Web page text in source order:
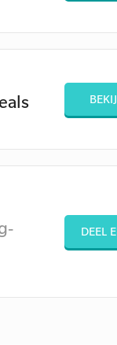
DEEL